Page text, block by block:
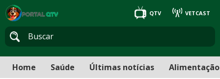
QTV VETCAST
Home Saúde Últimas notícias Alimentação